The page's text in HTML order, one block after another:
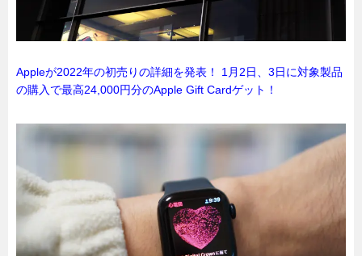
Appleが2022年の初売りの詳細を発表！ 1月2日、3日に対象製品
の購入で最⁠高⁠24,000円分のApple Gift Cardゲット！